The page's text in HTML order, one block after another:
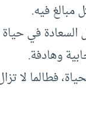
مبالغ فيه.
السعادة في
وهادفة.
فطالما